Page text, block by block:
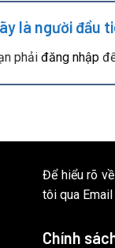
là người đầu
phải đăng nhập
Để hiểu rõ
tôi qua
Chính